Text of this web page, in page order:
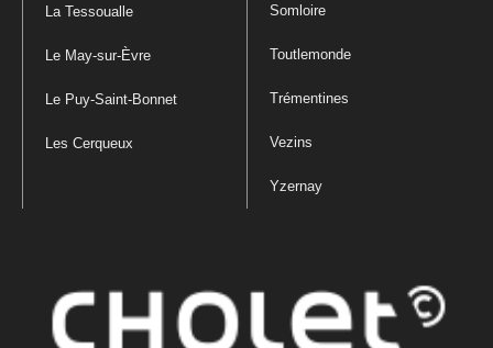
La Tessoualle
Le May-sur-Èvre
Le Puy-Saint-Bonnet
Les Cerqueux
Somloire
Toutlemonde
Trémentines
Vezins
Yzernay